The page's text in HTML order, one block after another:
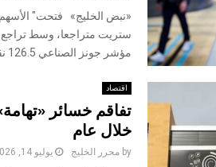
«نبض الخليج» فتحت" الأسهم
ستريت متراجعا، وسط
مؤشر جونز الصناعي 126.5 نقطة،...
اقتصاد
خلال عام
by محرر الخليج يوليو 14, 2026